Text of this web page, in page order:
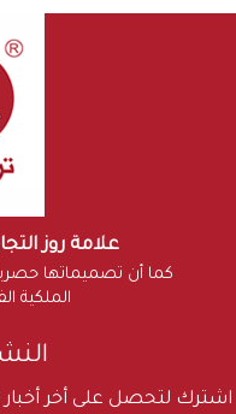
علامة روز
كما أن تصميماتها
الملكية
اشترك لتحصل على أخر